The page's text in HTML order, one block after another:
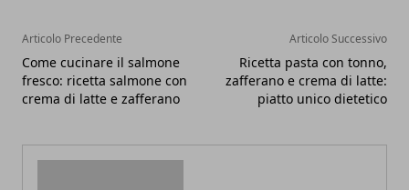
Articolo Precedente
Come cucinare il salmone
fresco: ricetta salmone con
crema di latte e zafferano
Articolo Successivo
Ricetta pasta con tonno,
zafferano e crema di latte:
piatto unico dietetico